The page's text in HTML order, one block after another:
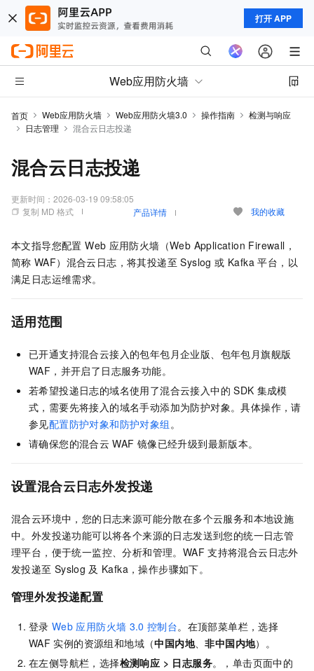
打开 APP
Web应用防火墙
首页 Web应用防火墙 Web应用防火墙3.0 操作指南
检测与响应
日志管理
混合云日志投递
混合云日志投递
更新时间： 2026-03-19 09:58:05
复制 MD 格式
产品详情 我的收藏
本文指导您配置Web 应用防火墙（Web Application Firewall，
简称 WAF） 混合云日志，将其投递至 Syslog 或 Kafka 平台，以
满足日志运维需求。
适用范围
已开通支持混合云接入的包年包月企业版、包年包月旗舰版
WAF，并开启了日志服务功能。
若希望投递日志的域名使用了混合云接入中的 SDK 集成模
式，需要先将接入的域名手动添加为防护对象。具体操作，请
参见配置防护对象和防护对象组 。
请确保您的混合云 WAF 镜像已经升级到最新版本。
设置混合云日志外发投递
混合云环境中，您的日志来源可能分散在多个云服务和本地设施
中。外发投递功能可以将各个来源的日志发送到您的统一日志管
理平台，便于统一监控、分析和管理。WAF 支持将混合云日志外
发投递至 Syslog 及 Kafka，操作步骤如下。
管理外发投递配置
登录 Web 应用防火墙 3.0 控制台。在顶部菜单栏，选择
WAF 实例的资源组和地域（中国内地、非中国内地） 。
在左侧导航栏，选择检测响应 > 日志服务。
，单击页面中的